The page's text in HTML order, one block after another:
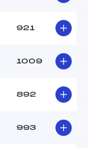
921
1009
892
993